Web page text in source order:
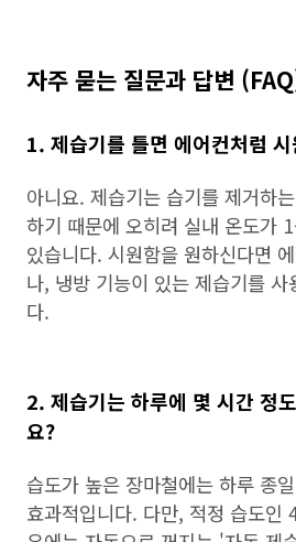
자주 묻는 질문과 답변
1. 제습기를 틀면 에어컨처럼
아니요. 제습기는 습기를 제거하
하기 때문에 오히려 실내 온도가
있습니다. 시원함을 원하신다면
나, 냉방 기능이 있는 제습기를 사
다.
2. 제습기는 하루에 몇 시간 정
요?
습도가 높은 장마철에는 하루 종
효과적입니다. 다만, 적정 습도